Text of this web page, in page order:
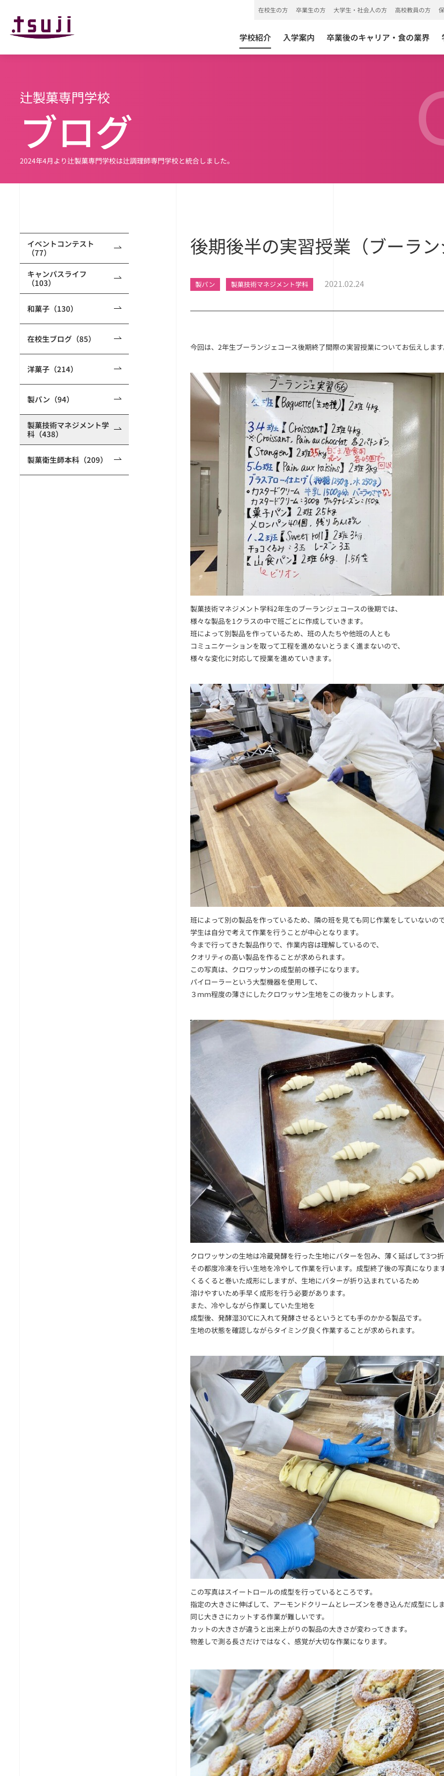
学校紹介 入学案内 卒業後のキャリア・食の業界
在校生の方 卒業生の方 大学生・社会人の方 高校教員の方
辻製菓専門学校
ブログ
2024年4月より辻製菓専門学校は辻調理師専門学校と統合しました。
イベントコンテスト
（77）
キャンパスライフ
（103）
和菓子（130）
在校生ブログ（85）
洋菓子（214）
製パン（94）
製菓技術マネジメント学
科（438）
製菓衛生師本科（209）
後期後半の実習授業（ブーラ
製パン 製菓技術マネジメント学科 2021.02.24
今回は、2年生ブーランジェコース後期終了間際の実習授業についてお伝えしま
製菓技術マネジメント学科2年生のブーランジェコースの後期では、
様々な製品を1クラスの中で班ごとに作成していきます。
班によって別製品を作っているため、班の人たちや他班の人とも
コミュニケーションを取って工程を進めないとうまく進まないので、
様々な変化に対応して授業を進めていきます。
班によって別の製品を作っているため、隣の班を見ても同じ作業をしていないの
学生は自分で考えて作業を行うことが中心となります。
今まで行ってきた製品作りで、作業内容は理解しているので、
クオリティの高い製品を作ることが求められます。
この写真は、クロワッサンの成型前の様子になります。
パイローラーという大型機器を使用して、
３ｍｍ程度の薄さにしたクロワッサン生地をこの後カットします。
クロワッサンの生地は冷蔵発酵を行った生地にバターを包み、薄く延ばして3つ
その都度冷凍を行い生地を冷やして作業を行います。成型終了後の写真になりま
くるくると巻いた成形にしますが、生地にバターが折り込まれているため
溶けやすいため手早く成形を行う必要があります。
また、冷やしながら作業していた生地を
成型後、発酵湿30℃に入れて発酵させるというとても手のかかる製品です。
生地の状態を確認しながらタイミング良く作業することが求められます。
この写真はスイートロールの成型を行っているところです。
指定の大きさに伸ばして、アーモンドクリームとレーズンを巻き込んだ成型にし
同じ大きさにカットする作業が難しいです。
カットの大きさが違うと出来上がりの製品の大きさが変わってきます。
物差しで測る長さだけではなく、感覚が大切な作業になります。